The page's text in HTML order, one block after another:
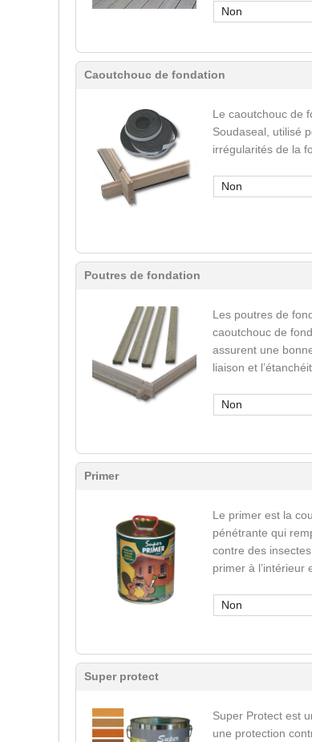
Non
Caoutchouc de fondation
Le caoutchouc de
Soudaseal, utilisé
irrégularités de la
Non
Poutres de fondation
Les poutres de
caoutchouc de
assurent une
liaison et
Non
Primer
Le primer est la
pénétrante qui
contre des
primer à l’intérieur
Non
Super protect
Super Protect est
une protection